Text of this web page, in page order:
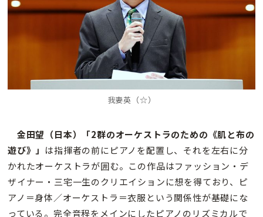
我妻英（☆）
金田望（日本）「2群のオーケストラのための《肌と布の
遊び》」 は指揮者の前にピアノを配置し、それを左右に分
かれたオーケストラが囲む。この作品はファッション・デ
ザイナー・三宅一生のクリエイションに想を得ており、ピ
アノ＝身体／オーケストラ＝衣服という関係性が基礎にな
っている。完全音程をメインにしたピアノのリズミカルで